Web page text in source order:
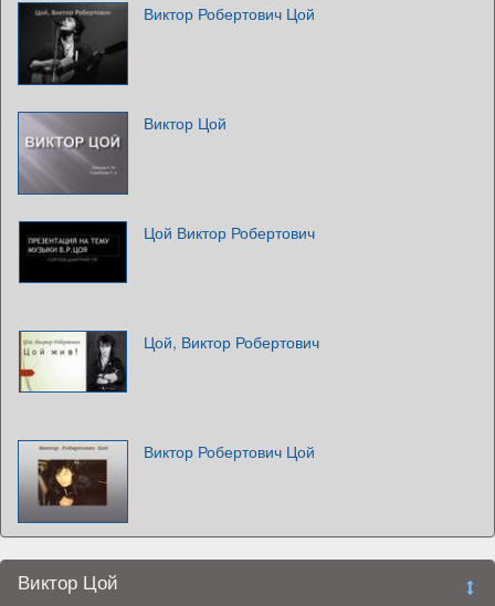
Виктор Робертович Цой
Виктор Цой
Цой Виктор Робертович
Цой, Виктор Робертович
Виктор Робертович Цой
Виктор Цой